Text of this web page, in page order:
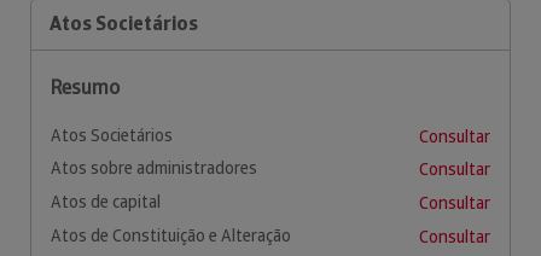
Atos Societários
Resumo
Atos Societários
Consultar
Atos sobre administradores
Consultar
Atos de capital
Consultar
Atos de Constituição e Alteração
Consultar